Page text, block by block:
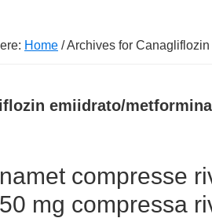
Home /Archives for
emiidrato/
compresse
mg compressa